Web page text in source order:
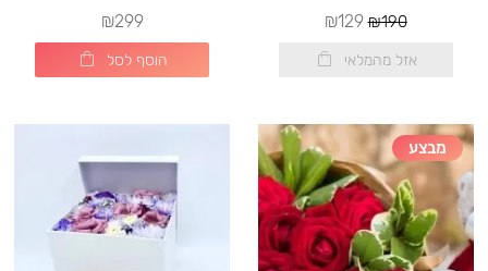
₪190
₪129
אזל מהמלאי
₪299
הוסף לסל
מבצע